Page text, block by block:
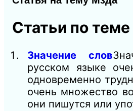
Статьи по теме
Значение слов
русском языке
одновременно
очень множество
они пишутся или